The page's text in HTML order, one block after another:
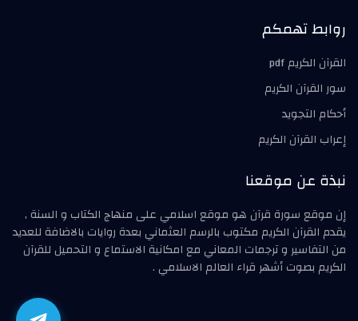
روابط تهمكم
القرآن الكريم pdf
سور القرآن الكريم
أحكام التجويد
إعراب القرآن الكريم
نبذة عن موقعنا
إن موقع سورة قرآن هو موقع اسلامي على منهاج الكتاب و السنة ,
يقدم القرآن الكريم مكتوب بالرسم العثماني بعدة روايات بالاضافة للعديد
من التفاسير و ترجمات المعاني مع امكانية الاستماع و التحميل للقرآن
الكريم بصوت أشهر قراء العالم الاسلامي .